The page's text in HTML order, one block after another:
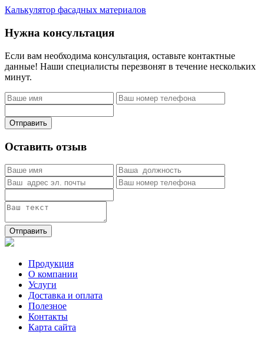
Калькулятор фасадных материалов
Нужна консультация
Если вам необходима консультация, оставьте контактные
данные! Наши специалисты перезвонят в течение нескольких
минут.
Отправить
Оставить отзыв
Отправить
Продукция
О компании
Услуги
Доставка и оплата
Полезное
Контакты
Карта сайта